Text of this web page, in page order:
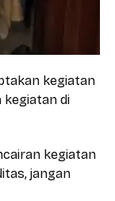
kegiatan
kegiatan di
kegiatan
jangan